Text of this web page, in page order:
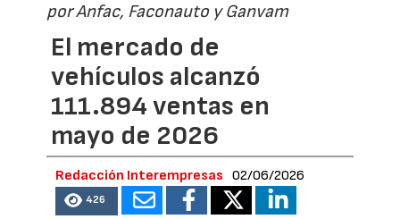
por Anfac, Faconauto y Ganvam
El mercado de
vehículos alcanzó
111.894 ventas en
mayo de 2026
Redacción Interempresas 02/06/2026
426